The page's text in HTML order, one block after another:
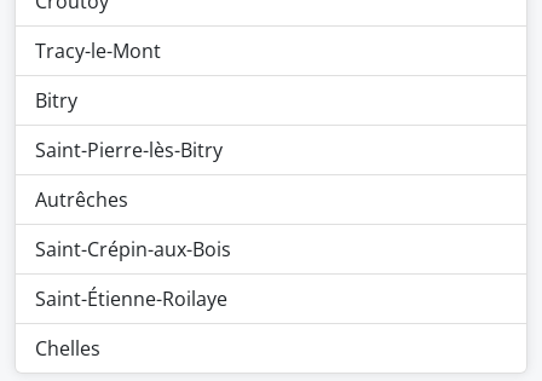
Tracy-le-Mont
Bitry
Saint-Pierre-lès-Bitry
Autrêches
Saint-Crépin-aux-Bois
Saint-Étienne-Roilaye
Chelles